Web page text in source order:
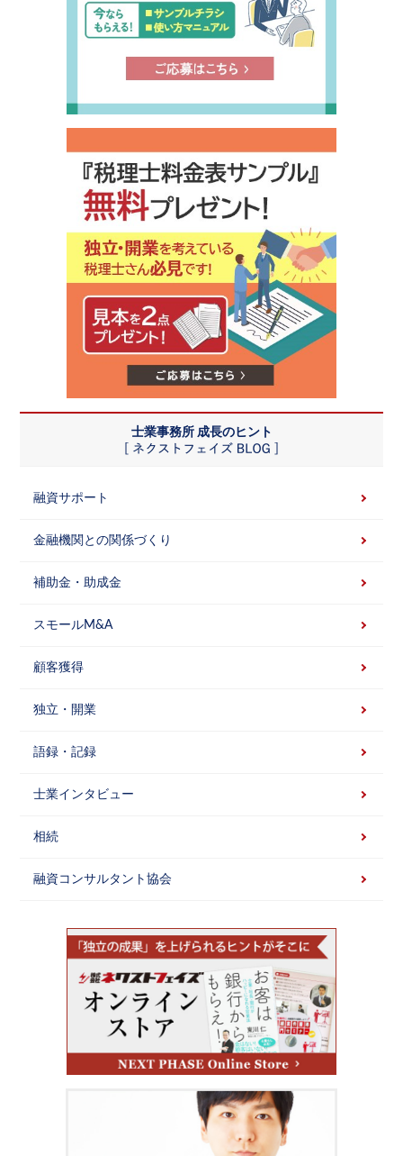
士業事務所 成長のヒント
融資サポート
金融機関との関係づくり
補助金・助成金
スモールM&A
顧客獲得
独立・開業
語録・記録
士業インタビュー
相続
融資コンサルタント協会